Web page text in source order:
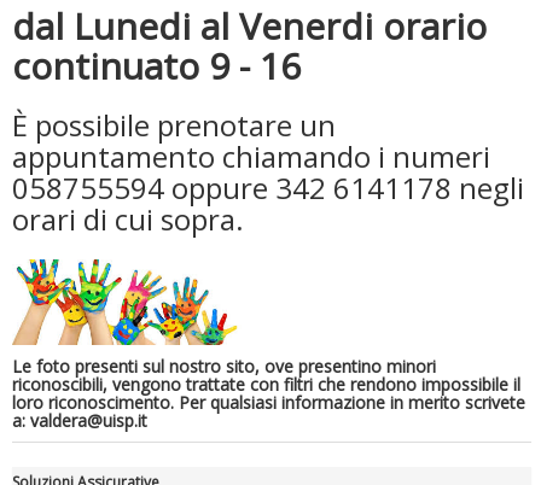
Tiziano Pesce a Radio InBlu2000 traccia il bilancio della stagione
Ddl Lobby, Uisp: “Il Parlamento valorizzi le nostre specificità"
dal Lunedi al Venerdi orario
continuato 9 - 16
È possibile prenotare un
appuntamento chiamando i numeri
058755594 oppure 342 6141178 negli
orari di cui sopra.
Le foto presenti sul nostro sito, ove presentino minori
riconoscibili, vengono trattate con filtri che rendono impossibile il
loro riconoscimento. Per qualsiasi informazione in merito scrivete
a: valdera@uisp.it